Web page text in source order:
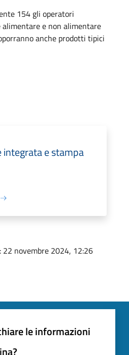
154 gli operatori
e non alimentare
anche prodotti tipici
integrata e stampa
: 22 novembre 2024, 12:26
le informazioni